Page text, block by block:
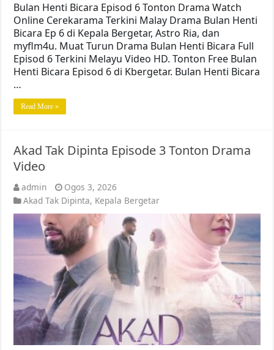
Bulan Henti Bicara Episod 6 Tonton Drama Watch
Online Cerekarama Terkini Malay Drama Bulan Henti
Bicara Ep 6 di Kepala Bergetar, Astro Ria, dan
myflm4u. Muat Turun Drama Bulan Henti Bicara Full
Episod 6 Terkini Melayu Video HD. Tonton Free Bulan
Henti Bicara Episod 6 di Kbergetar. Bulan Henti Bicara
…
Read More »
Akad Tak Dipinta Episode 3 Tonton Drama
Video
admin
Ogos 3, 2026
Akad Tak Dipinta, Kepala Bergetar